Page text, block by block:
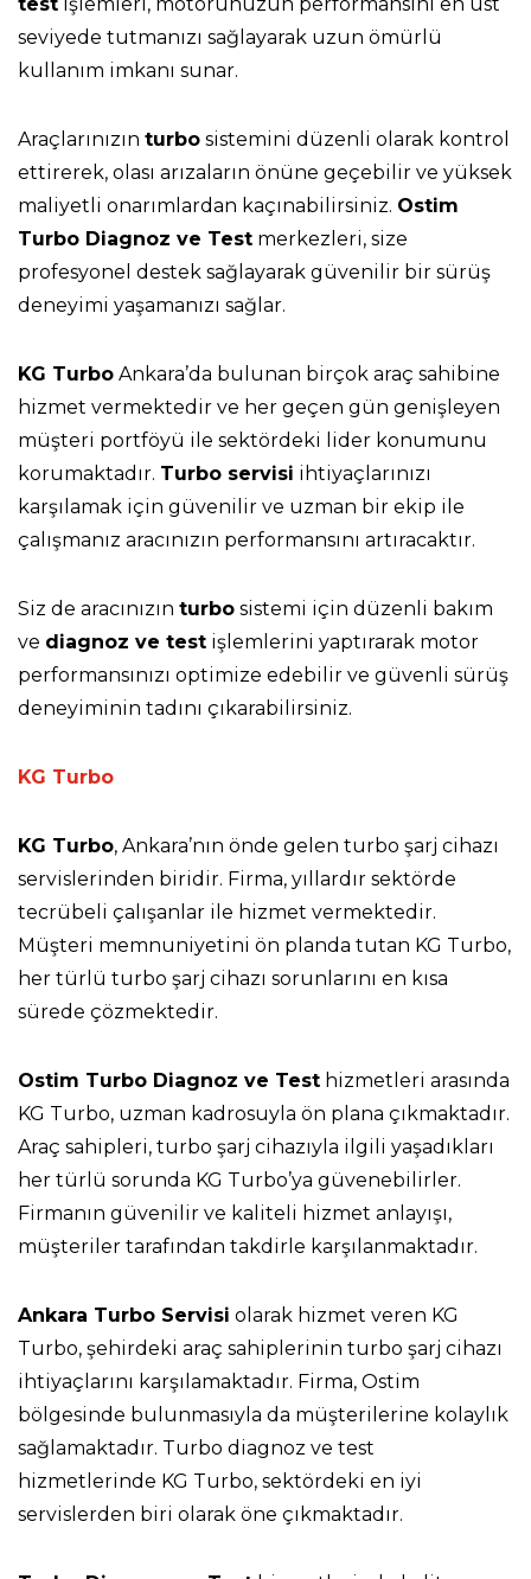
test işlemleri, motorunuzun performansını en üst
seviyede tutmanızı sağlayarak uzun ömürlü
kullanım imkanı sunar.
Araçlarınızın turbo sistemini düzenli olarak kontrol
ettirerek, olası arızaların önüne geçebilir ve yüksek
maliyetli onarımlardan kaçınabilirsiniz. Ostim
Turbo Diagnoz ve Test merkezleri, size
profesyonel destek sağlayarak güvenilir bir sürüş
deneyimi yaşamanızı sağlar.
KG Turbo Ankara’da bulunan birçok araç sahibine
hizmet vermektedir ve her geçen gün genişleyen
müşteri portföyü ile sektördeki lider konumunu
korumaktadır. Turbo servisi ihtiyaçlarınızı
karşılamak için güvenilir ve uzman bir ekip ile
çalışmanız aracınızın performansını artıracaktır.
Siz de aracınızın turbo sistemi için düzenli bakım
ve diagnoz ve test işlemlerini yaptırarak motor
performansınızı optimize edebilir ve güvenli sürüş
deneyiminin tadını çıkarabilirsiniz.
KG Turbo
KG Turbo, Ankara’nın önde gelen turbo şarj cihazı
servislerinden biridir. Firma, yıllardır sektörde
tecrübeli çalışanlar ile hizmet vermektedir.
Müşteri memnuniyetini ön planda tutan KG Turbo,
her türlü turbo şarj cihazı sorunlarını en kısa
sürede çözmektedir.
Ostim Turbo Diagnoz ve Test hizmetleri arasında
KG Turbo, uzman kadrosuyla ön plana çıkmaktadır.
Araç sahipleri, turbo şarj cihazıyla ilgili yaşadıkları
her türlü sorunda KG Turbo’ya güvenebilirler.
Firmanın güvenilir ve kaliteli hizmet anlayışı,
müşteriler tarafından takdirle karşılanmaktadır.
Ankara Turbo Servisi olarak hizmet veren KG
Turbo, şehirdeki araç sahiplerinin turbo şarj cihazı
ihtiyaçlarını karşılamaktadır. Firma, Ostim
bölgesinde bulunmasıyla da müşterilerine kolaylık
sağlamaktadır. Turbo diagnoz ve test
hizmetlerinde KG Turbo, sektördeki en iyi
servislerden biri olarak öne çıkmaktadır.